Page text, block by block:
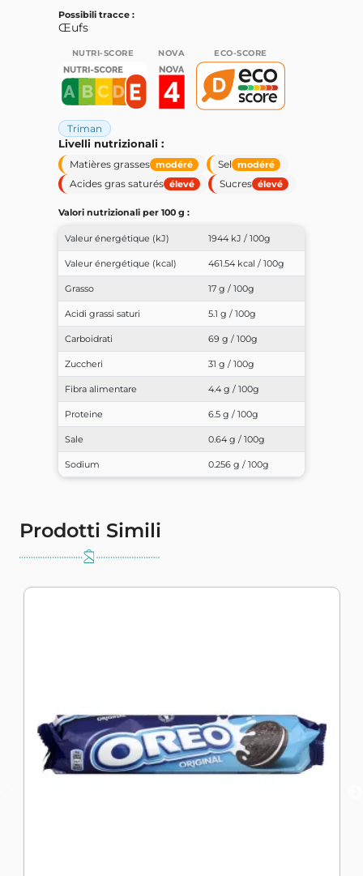
Possibili tracce :
Œufs
NUTRI-SCORE NOVA ECO-SCORE
Triman
Livelli nutrizionali :
Matières grasses modéré Sel modéré
Acides gras saturés élevé Sucres élevé
Valori nutrizionali per 100 g :
Valeur énergétique (kJ) 1944 kJ / 100g
Valeur énergétique (kcal) 461.54 kcal / 100g
Grasso 17 g / 100g
Acidi grassi saturi 5.1 g / 100g
Carboidrati 69 g / 100g
Zuccheri 31 g / 100g
Fibra alimentare 4.4 g / 100g
Proteine 6.5 g / 100g
Sale 0.64 g / 100g
Sodium 0.256 g / 100g
Prodotti Simili